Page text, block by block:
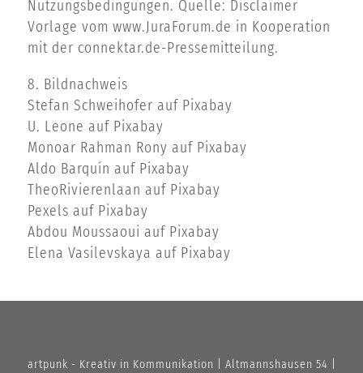
Nutzungsbedingungen. Quelle: Disclaimer
Vorlage vom www.JuraForum.de in Kooperation
mit der connektar.de-Pressemitteilung.
8. Bildnachweis
Stefan Schweihofer auf Pixabay
U. Leone auf Pixabay
Monoar Rahman Rony auf Pixabay
Aldo Barquín auf Pixabay
TheoRivierenlaan auf Pixabay
Pexels auf Pixabay
Abdou Moussaoui auf Pixabay
Elena Vasilevskaya auf Pixabay
artpunk - Kreativ in Kommunikation | Altmannshausen 54 |